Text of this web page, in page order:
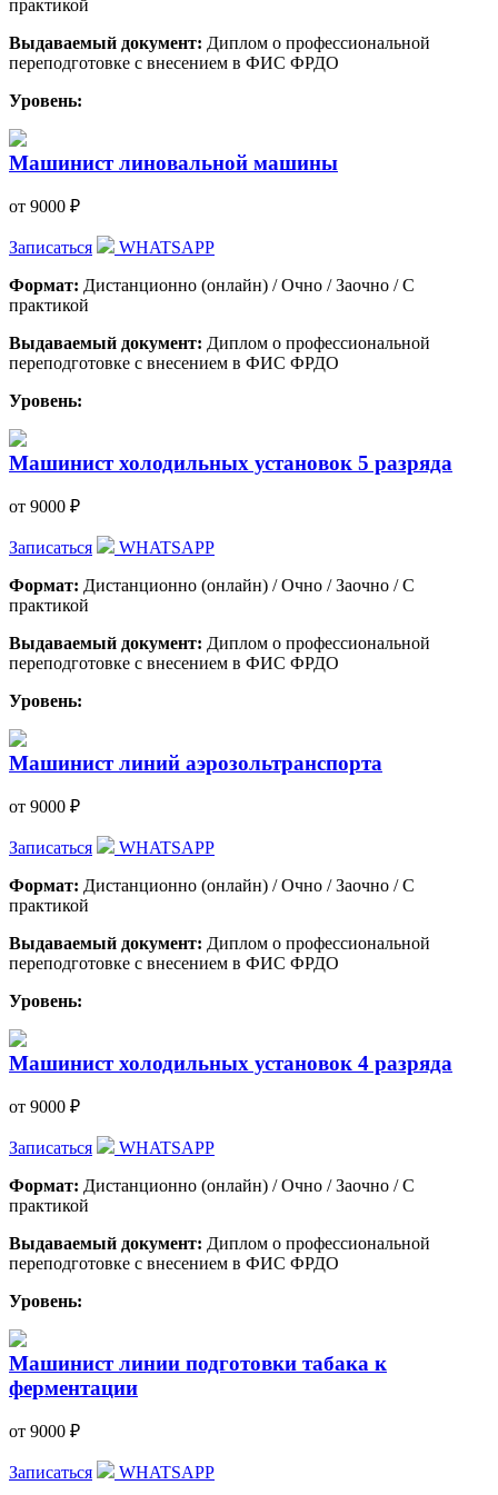
практикой
Выдаваемый документ: Диплом о профессиональной
переподготовке с внесением в ФИС ФРДО
Уровень:
Машинист линовальной машины
от 9000 ₽
Записаться
WHATSAPP
Формат: Дистанционно (онлайн) / Очно / Заочно / С
практикой
Выдаваемый документ: Диплом о профессиональной
переподготовке с внесением в ФИС ФРДО
Уровень:
Машинист холодильных установок 5 разряда
от 9000 ₽
Записаться
WHATSAPP
Формат: Дистанционно (онлайн) / Очно / Заочно / С
практикой
Выдаваемый документ: Диплом о профессиональной
переподготовке с внесением в ФИС ФРДО
Уровень:
Машинист линий аэрозольтранспорта
от 9000 ₽
Записаться
WHATSAPP
Формат: Дистанционно (онлайн) / Очно / Заочно / С
практикой
Выдаваемый документ: Диплом о профессиональной
переподготовке с внесением в ФИС ФРДО
Уровень:
Машинист холодильных установок 4 разряда
от 9000 ₽
Записаться
WHATSAPP
Формат: Дистанционно (онлайн) / Очно / Заочно / С
практикой
Выдаваемый документ: Диплом о профессиональной
переподготовке с внесением в ФИС ФРДО
Уровень:
Машинист линии подготовки табака к
ферментации
от 9000 ₽
Записаться WHATSAPP